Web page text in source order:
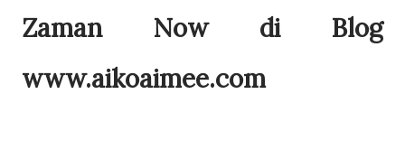
Zaman Now di Blog
www.aikoaimee.com